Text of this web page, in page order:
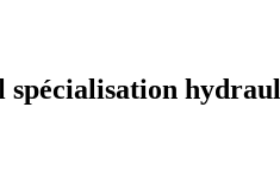
spécialisation